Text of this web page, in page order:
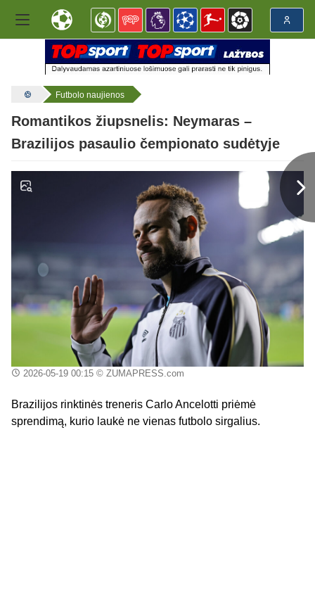
Futbolo naujienos
Romantikos žiupsnelis: Neymaras –
Brazilijos pasaulio čempionato sudėtyje
2026-05-19 00:15© ZUMAPRESS.com
Brazilijos rinktinės treneris Carlo Ancelotti priėmė
sprendimą, kurio laukė ne vienas futbolo sirgalius.